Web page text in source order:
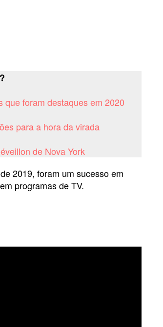
que foram destaques em 2020
para a hora da virada
de Nova York
2019, foram um sucesso em
programas de TV.